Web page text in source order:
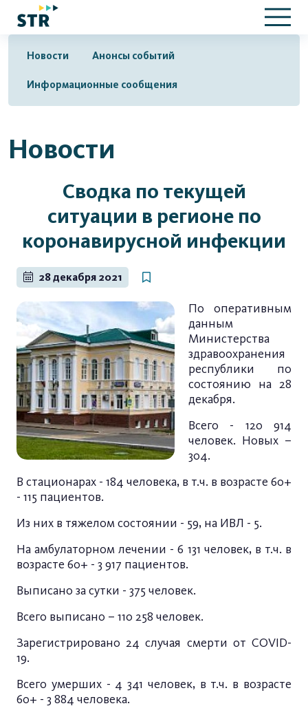
Новости Анонсы событий
Информационные сообщения
Новости
Сводка по текущей
ситуации в регионе по
коронавирусной инфекции
28 декабря 2021
По оперативным
данным
Министерства
здравоохранения
республики по
состоянию на 28
декабря.
Всего - 120 914
человек. Новых –
304.
В стационарах - 184 человека, в т.ч. в возрасте 60+
- 115 пациентов.
Из них в тяжелом состоянии - 59, на ИВЛ - 5.
На амбулаторном лечении - 6 131 человек, в т.ч. в
возрасте 60+ - 3 917 пациентов.
Выписано за сутки - 375 человек.
Всего выписано – 110 258 человек.
Зарегистрировано 24 случая смерти от COVID-
19.
Всего умерших - 4 341 человек, в т.ч. в возрасте
60+ - 3 884 человека.